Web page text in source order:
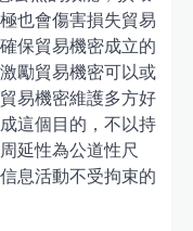
也會傷害損失貿易
保貿易機密成立的
勵貿易機密可以或
易機密維護多方好
這個目的，不以持
延性為公道性尺
息活動不受拘束的